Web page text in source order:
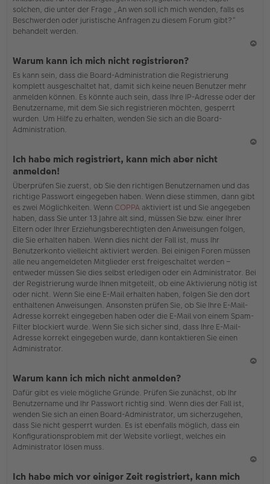
solchen, die unter der Frage „An wen soll ich mich wenden, falls es
Beschwerden oder juristische Anfragen zu diesem Forum gibt?“
behandelt werden.
b
Warum kann ich mich nicht registrieren?
Es kann sein, dass die Board-Administration die Registrierung
komplett ausgeschaltet hat, damit sich keine neuen Benutzer mehr
anmelden können. Es könnte auch sein, dass Ihre IP-Adresse oder der
Benutzername, mit dem Sie sich registrieren möchten, gesperrt
wurden. Um Hilfe zu erhalten, wenden Sie sich an die Board-
Administration.
b
en
Ich habe mich registriert, kann mich aber nicht
anmelden!
Überprüfen Sie zuerst, ob Sie den richtigen Benutzernamen und das
richtige Passwort eingegeben haben. Wenn diese stimmen, dann gibt
es zwei Möglichkeiten. Wenn COPPA aktiviert ist und Sie angegeben
haben, dass Sie unter 13 Jahre alt sind, müssen Sie bzw. einer Ihrer
Eltern oder Ihrer Erziehungsberechtigten den Anweisungen folgen,
die Sie erhalten haben. Wenn dies nicht der Fall ist, muss Ihr
Benutzerkonto vielleicht aktiviert werden. Bei einigen Foren müssen
alle neu angemeldeten Mitglieder erst freigeschaltet werden –
entweder müssen Sie dies selbst erledigen oder ein Administrator. Bei
der Registrierung wurde Ihnen mitgeteilt, ob eine Aktivierung nötig ist
oder nicht. Wenn Sie eine E-Mail erhalten haben, folgen Sie den dort
enthaltenen Anweisungen. Ansonsten prüfen Sie, ob Sie Ihre E-Mail-
Adresse korrekt eingegeben haben oder die E-Mail von einem Spam-
Filter blockiert wurde. Wenn Sie sich sicher sind, dass Ihre E-Mail-
Adresse korrekt eingegeben wurde, dann kontaktieren Sie einen
Administrator.
Warum kann ich mich nicht anmelden?
Dafür gibt es viele mögliche Gründe. Prüfen Sie zunächst, ob Ihr
Benutzername und Ihr Passwort richtig sind. Wenn dies der Fall ist,
wenden Sie sich an einen Board-Administrator, um sicherzugehen,
dass Sie nicht gesperrt wurden. Es ist ebenfalls möglich, dass ein
Konfigurationsproblem mit der Website vorliegt, welches ein
Administrator lösen muss.
Ich habe mich vor einiger Zeit registriert, kann mich